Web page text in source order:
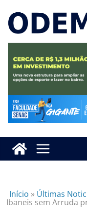
Início » Últimas
Ibaneis sem Arruda